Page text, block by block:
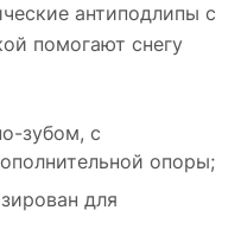
антиподлипы с
помогают снегу
зубом, с
опоры;
для